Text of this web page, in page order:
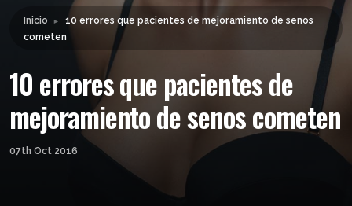
Inicio ►
10 errores que pacientes de mejoramiento de senos
cometen
10 errores que pacientes de
mejoramiento de senos cometen
07th Oct 2016